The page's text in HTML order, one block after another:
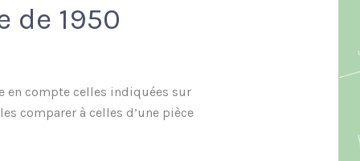
de 1950
en compte celles indiquées sur
comparer à celles d’une pièce